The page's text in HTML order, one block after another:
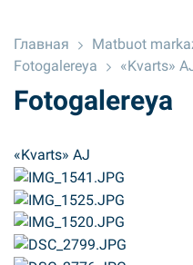
Главная Matbuot
Fotogalereya
«Kvarts»
Fotogalereya
«Kvarts» AJ